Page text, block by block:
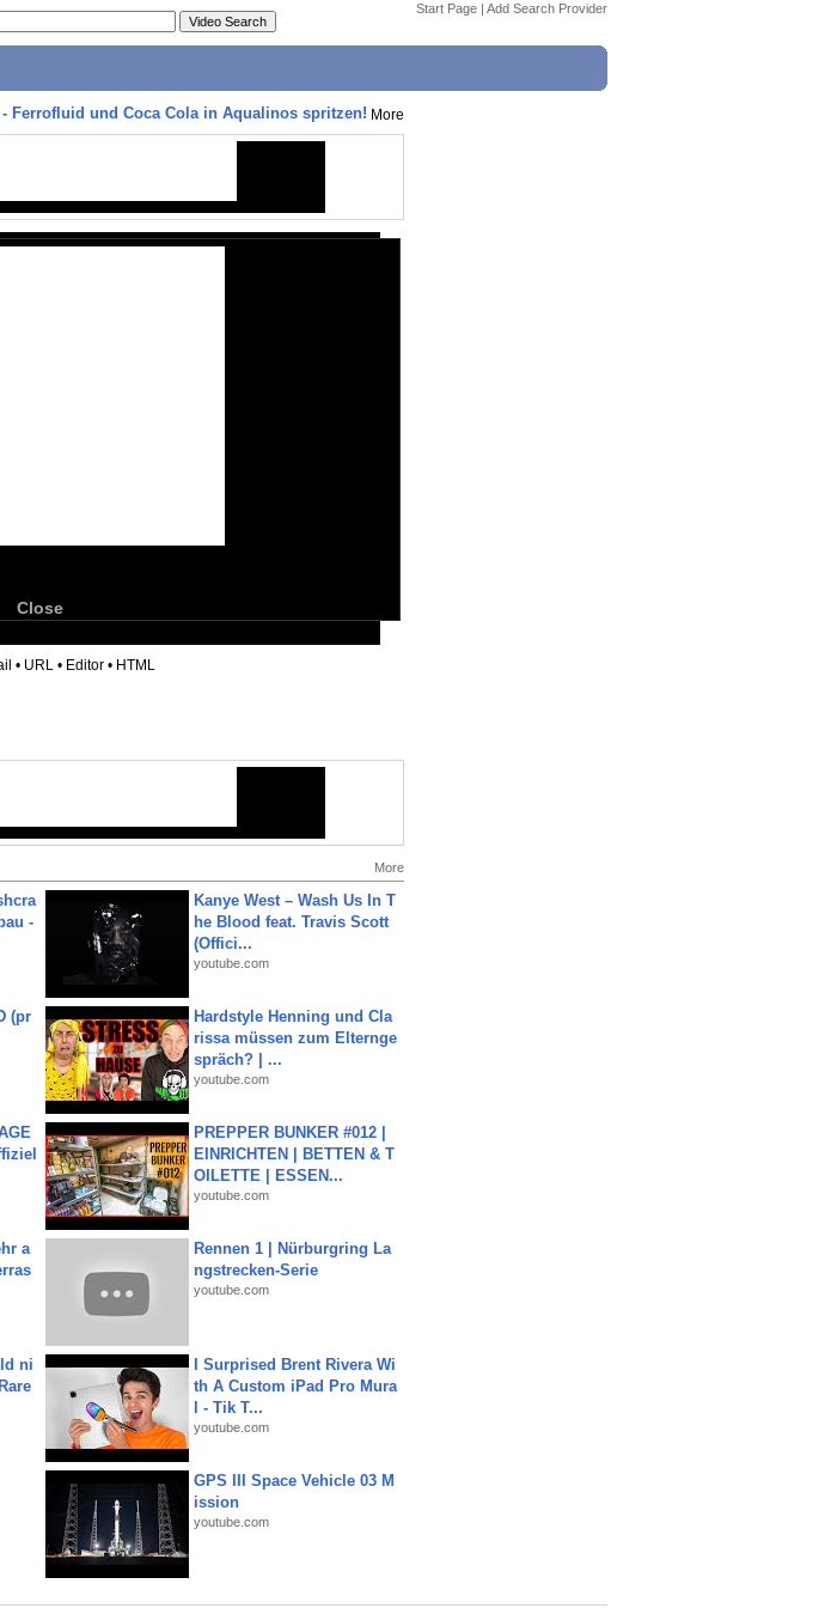
Start Page | Add Search Provider
- Ferrofluid und Coca Cola in Aqualinos spritzen! More
Close
• URL • Editor • HTML
More
-
Kanye West – Wash Us In T
he Blood feat. Travis Scott
(Offici...
youtube.com
(pr
Hardstyle Henning und Cla
rissa müssen zum Elternge
spräch? | ...
youtube.com
PREPPER BUNKER #012 |
EINRICHTEN | BETTEN & T
OILETTE | ESSEN...
youtube.com
a
Rennen 1 | Nürburgring La
ngstrecken-Serie
youtube.com
ni
I Surprised Brent Rivera Wi
th A Custom iPad Pro Mura
l - Tik T...
youtube.com
GPS III Space Vehicle 03 M
ission
youtube.com